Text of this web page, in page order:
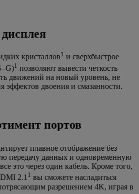
кристаллов1 и сверхбыстрое
1 позволяют вывести четкость
движений на новый уровень, не
эффектов двоения и смазанности.
портов
плавное отображение без
передачу данных и одновременную
это через один кабель. Кроме того,
2.11 вы сможете насладиться
разрешением 4K, играя в